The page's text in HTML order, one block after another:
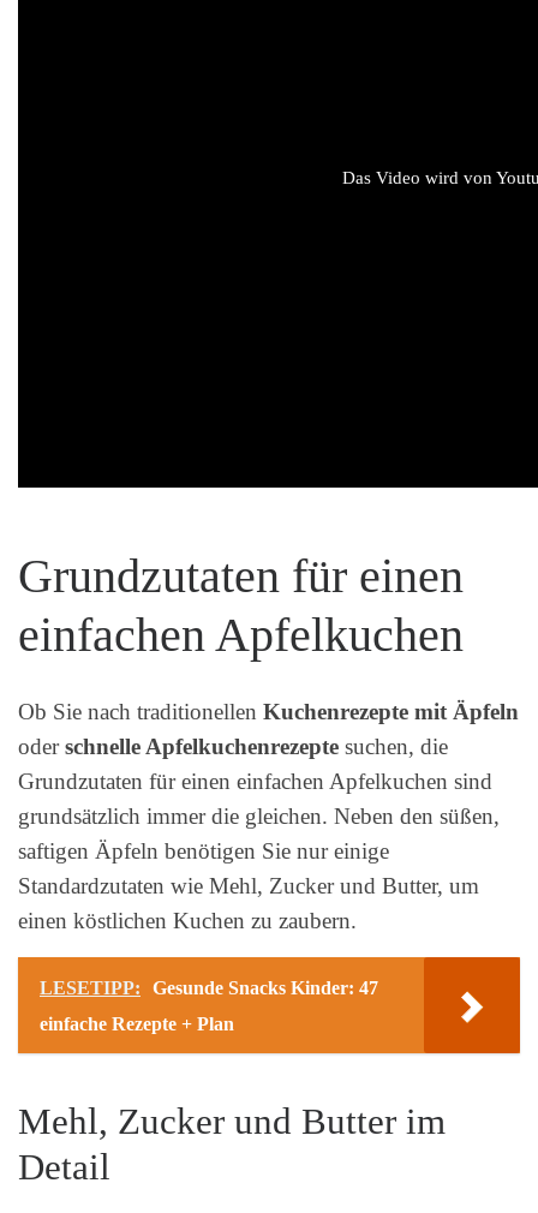
Das Video wird von
Grundzutaten für einen
einfachen Apfelkuchen
Ob Sie nach traditionellen Kuchenrezepte mit Äpfeln
oderschnelle Apfelkuchenrezepte suchen, die
Grundzutaten für einen einfachen Apfelkuchen sind
grundsätzlich immer die gleichen. Neben den süßen,
saftigen Äpfeln benötigen Sie nur einige
Standardzutaten wie Mehl, Zucker und Butter, um
einen köstlichen Kuchen zu zaubern.
LESETIPP:
Gesunde Snacks Kinder: 47
einfache Rezepte + Plan
Mehl, Zucker und Butter im
Detail